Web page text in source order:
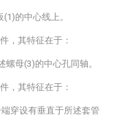
的中心线上。
，其特征在于：
母(3)的中心孔同轴。
，其特征在于：
穿设有垂直于所述套管